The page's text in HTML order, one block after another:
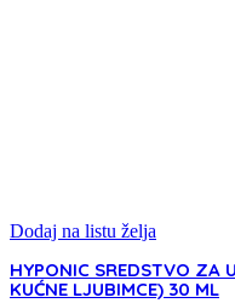
Dodaj na listu želja
HYPONIC SREDSTVO ZA
KUĆNE LJUBIMCE) 30 ML